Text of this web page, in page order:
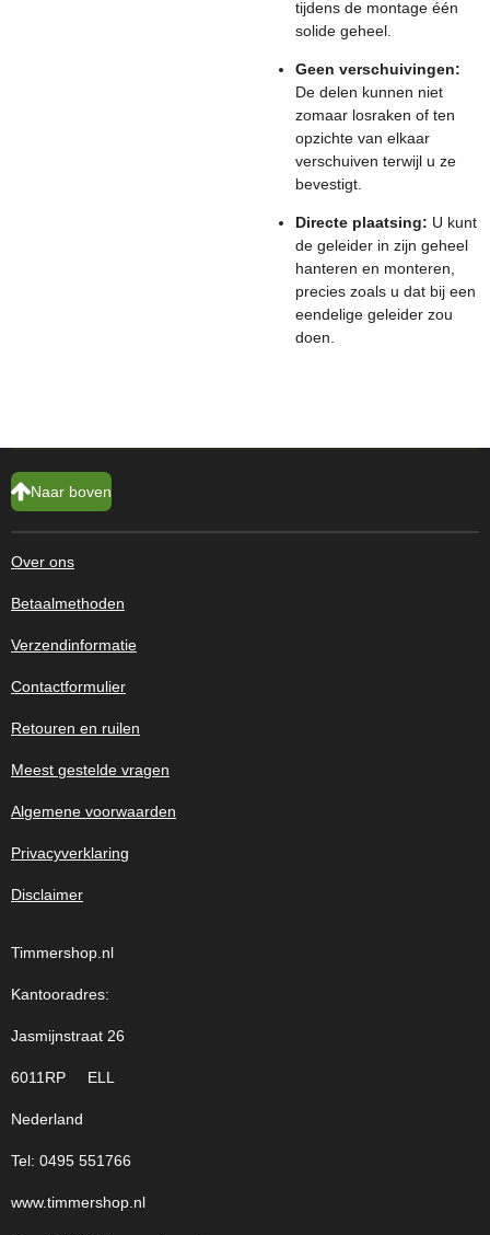
tijdens de montage één
solide geheel.
Geen verschuivingen:
De delen kunnen niet
zomaar losraken of ten
opzichte van elkaar
verschuiven terwijl u ze
bevestigt.
Directe plaatsing: U kunt
de geleider in zijn geheel
hanteren en monteren,
precies zoals u dat bij een
eendelige geleider zou
doen.
Naar boven
Over ons
Betaalmethoden
Verzendinformatie
Contactformulier
Retouren en ruilen
Meest gestelde vragen
Algemene voorwaarden
Privacyverklaring
Disclaimer
Timmershop.nl
Kantooradres:
Jasmijnstraat 26
6011RP ELL
Nederland
Tel: 0495 551766
www.timmershop.nl